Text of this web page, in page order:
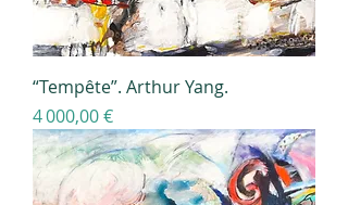
“Tempête”. Arthur Yang.
Prix
4 000,00 €